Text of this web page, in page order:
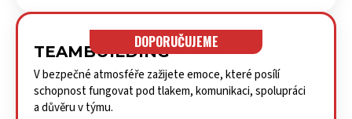
DOPORUČUJEME
TEAMBUILDING
V bezpečné atmosféře zažijete emoce, které posílí
schopnost fungovat pod tlakem, komunikaci, spolupráci
a důvěru v týmu.